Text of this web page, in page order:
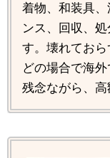
着物、和装具
ンス、回収、
す。壊れてお
どの場合で海外
残念ながら、高